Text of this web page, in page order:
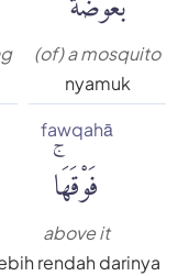
(of) a mosquito
nyamuk
fawqahā
فَوْقَهَاۚ
above it
rendah darinya